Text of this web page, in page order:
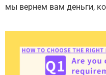
мы вернем вам деньги,